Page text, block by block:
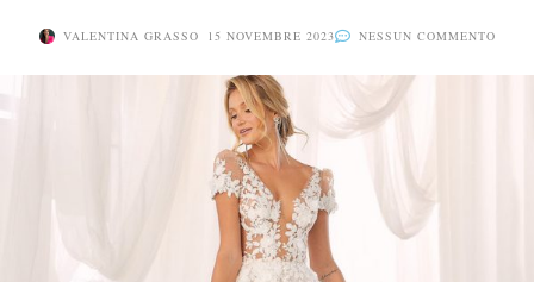
VALENTINA GRASSO 15 NOVEMBRE 2023 NESSUN COMMENTO